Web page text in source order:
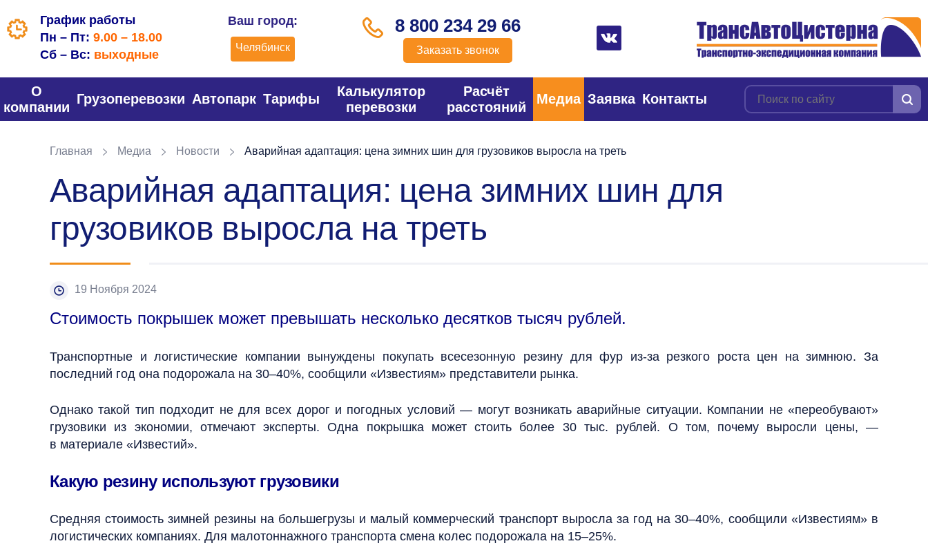
График работы
Пн – Пт: 9.00 – 18.00
Сб – Вс: выходные
Ваш город:
Челябинск
8 800 234 29 66
Заказать звонок
О
компании
Грузоперевозки Автопарк Тарифы
Калькулятор
перевозки
Расчёт
расстояний
Медиа Заявка Контакты
Главная Медиа Новости Аварийная адаптация: цена зимних шин для грузовиков выросла на треть
Аварийная адаптация: цена зимних шин для
грузовиков выросла на треть
19 Ноября 2024
Стоимость покрышек может превышать несколько десятков тысяч рублей.
Транспортные и логистические компании вынуждены покупать всесезонную резину для фур из-за резкого роста цен на зимнюю. За
последний год она подорожала на 30–40%, сообщили «Известиям» представители рынка.
Однако такой тип подходит не для всех дорог и погодных условий — могут возникать аварийные ситуации. Компании не «переобувают»
грузовики из экономии, отмечают эксперты. Одна покрышка может стоить более 30 тыс. рублей. О том, почему выросли цены, —
в материале «Известий».
Какую резину используют грузовики
Средняя стоимость зимней резины на большегрузы и малый коммерческий транспорт выросла за год на 30–40%, сообщили «Известиям» в
логистических компаниях. Для малотоннажного транспорта смена колес подорожала на 15–25%.